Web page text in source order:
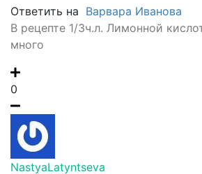
Ответить на Варвара Иванова
В рецепте 1/3ч.л. Лимонной
много
0
NastyaLatyntseva